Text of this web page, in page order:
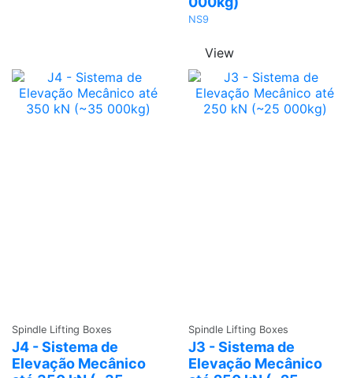
NS9
View
Quote
Spindle Lifting Boxes
J4 - Sistema de
Elevação Mecânico
Quote
Spindle Lifting Boxes
J3 - Sistema de
Elevação Mecânico